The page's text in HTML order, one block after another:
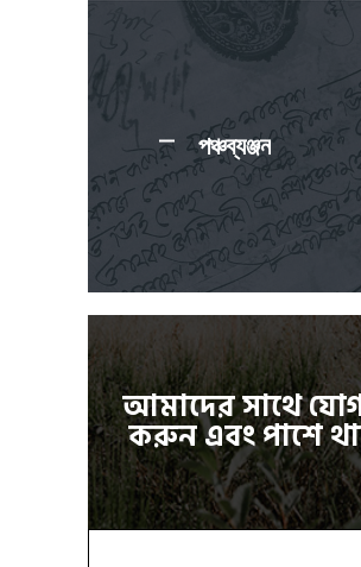
পঞ্চব্যঞ্জন
আমাদের সাথে
করুন এবং পাশে